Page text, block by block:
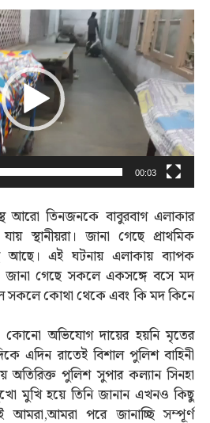
00:03
আরো তিনজনকে বাবুরবাগ এলাকার
স্থানীয়রা। জানা গেছে প্রাথমিক
আছে। এই ঘটনায় এলাকায় ব্যাপক
গেছে সকলে একসঙ্গে বসে মদ
সকলে কোথা থেকে এবং কি মদ কিনে
অভিযোগ দায়ের হয়নি মৃতের
এদিন রাতেই বিশাল পুলিশ বাহিনী
পুলিশ সুপার কল‍্যান সিনহা
মুখি হয়ে তিনি জানান এখনও কিছু
পরে জানাচ্ছি সম্পূর্ণ